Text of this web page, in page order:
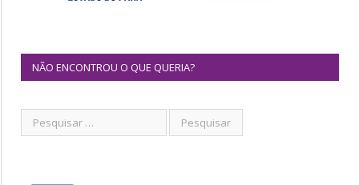
NÃO ENCONTROU O QUE QUERIA?